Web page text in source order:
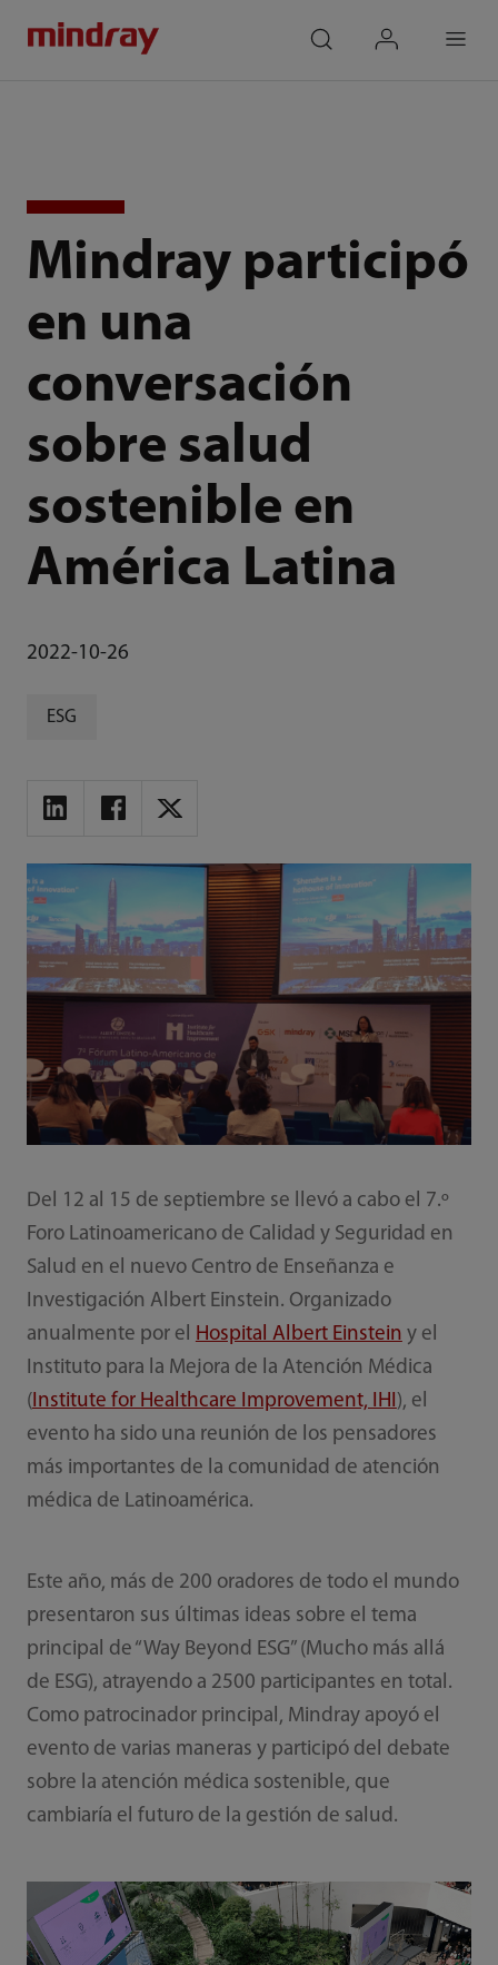
Mindray participó
en una
conversación
sobre salud
sostenible en
América Latina
2022-10-26
ESG
Del 12 al 15 de septiembre se llevó a cabo el 7.º
Foro Latinoamericano de Calidad y Seguridad en
Salud en el nuevo Centro de Enseñanza e
Investigación Albert Einstein. Organizado
anualmente por el Hospital Albert Einstein y el
Instituto para la Mejora de la Atención Médica
(Institute for Healthcare Improvement, IHI), el
evento ha sido una reunión de los pensadores
más importantes de la comunidad de atención
médica de Latinoamérica.
Este año, más de 200 oradores de todo el mundo
presentaron sus últimas ideas sobre el tema
principal de “Way Beyond ESG” (Mucho más allá
de ESG), atrayendo a 2500 participantes en total.
Como patrocinador principal, Mindray apoyó el
evento de varias maneras y participó del debate
sobre la atención médica sostenible, que
cambiaría el futuro de la gestión de salud.